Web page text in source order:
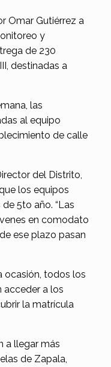
Omar Gutiérrez a
y
de 230
destinadas a
las
al equipo
de calle
del Distrito,
los equipos
5to año. “Las
en comodato
ese plazo pasan
ocasión, todos los
acceder a los
la matrícula
a llegar más
de Zapala,